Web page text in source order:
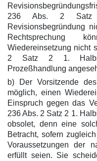
236 Abs. 2 Satz
Revisionsbegründung
Rechtsprechung
Wiedereinsetzung nicht
2 Satz 2 1.
Prozeßhandlung
b) Der Vorsitzende
möglich, einen
Einspruch gegen das
236 Abs. 2 Satz 2 1.
obsolet, denn eine
Betracht, sofern
Voraussetzungen der
erfüllt seien. Sie